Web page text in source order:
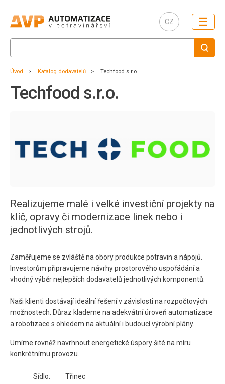
CZ ☰
Úvod Katalog dodavatelů Techfood s.r.o.
Techfood s.r.o.
Realizujeme malé i velké investiční projekty na
klíč, opravy či modernizace linek nebo i
jednotlivých strojů.
Zaměřujeme se zvláště na obory produkce potravin a nápojů.
Investorům připravujeme návrhy prostorového uspořádání a
vhodný výběr nejlepších dodavatelů jednotlivých komponentů.
Naši klienti dostávají ideální řešení v závislosti na rozpočtových
možnostech. Důraz klademe na adekvátní úroveň automatizace
a robotizace s ohledem na aktuální i budoucí výrobní plány.
Umíme rovněž navrhnout energetické úspory šité na míru
konkrétnímu provozu.
Sídlo:
Třinec